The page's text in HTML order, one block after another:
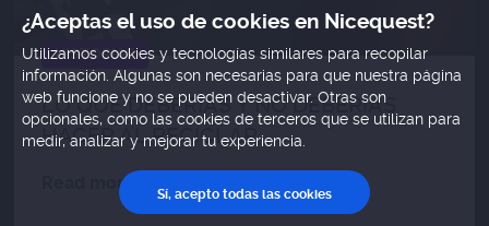
HISTORIAS
LO QUE DEBERÍAS Y NO DEBERÍAS
HACER AL RECICLAR
Read more
¿Aceptas el uso de cookies en Nicequest?
Utilizamos cookies y tecnologías similares para recopilar
información. Algunas son necesarias para que nuestra página
web funcione y no se pueden desactivar. Otras son
opcionales, como las cookies de terceros que se utilizan para
medir, analizar y mejorar tu experiencia.
Sí, acepto todas las cookies